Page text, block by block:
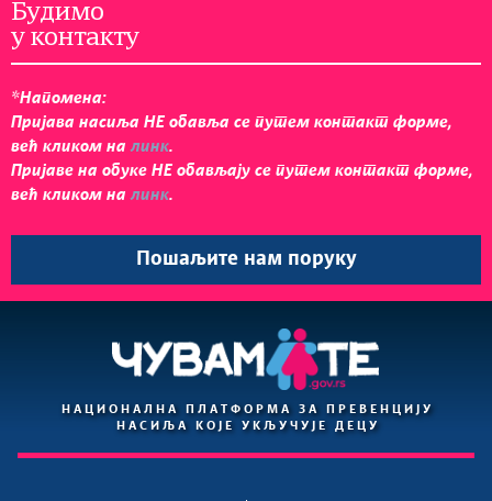
Будимо
у контакту
*Напомена:
Пријавa насиља НЕ обавља се путем контакт форме,
већ кликом налинк.
Пријаве на обуке НЕ обављају се путем контакт форме,
већ кликом налинк.
Пошаљите нам поруку
НАЦИОНАЛНА ПЛАТФОРМА ЗА ПРЕВЕНЦИЈУ
НАСИЉА КОЈЕ УКЉУЧУЈЕ ДЕЦУ